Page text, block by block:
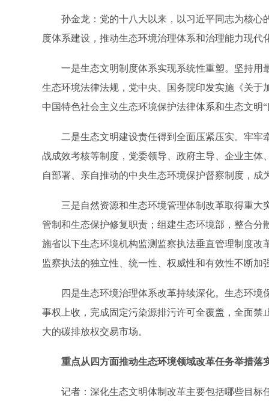
孙金龙：党的十八大以来，以习近平同志为核心
度体系建设，推动生态环境治理体系和治理能力现代
一是生态文明制度体系实现系统性重塑。坚持用
生态环境法律法规，党中央、国务院印发实施《关
中国特色社会主义生态环境保护法律体系和生态文明
二是生态文明建设责任得到全面压紧压实。牢牢牵
战成效考核等制度，党委领导、政府主导、企业主
自部署、亲自推动的中央生态环境保护督察制度，
三是自然资源和生态环境管理体制改革取得重大
管制和生态保护修复职责；组建生态环境部，整合
施省以下生态环境机构监测监察执法垂直管理制度
监察执法的独立性、统一性、权威性和有效性不断加
四是生态环境治理体系改革持续深化。生态环境
事权上收，完成固定污染源排污许可全覆盖，全面
大的碳排放权交易市场。
重点从四方面推动生态环境领域改革任务举措落
记者：深化生态文明体制改革主要包括哪些目标